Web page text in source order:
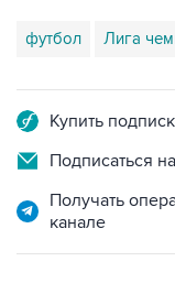
футбол Лига
Купить
Подписаться
Получать
канале